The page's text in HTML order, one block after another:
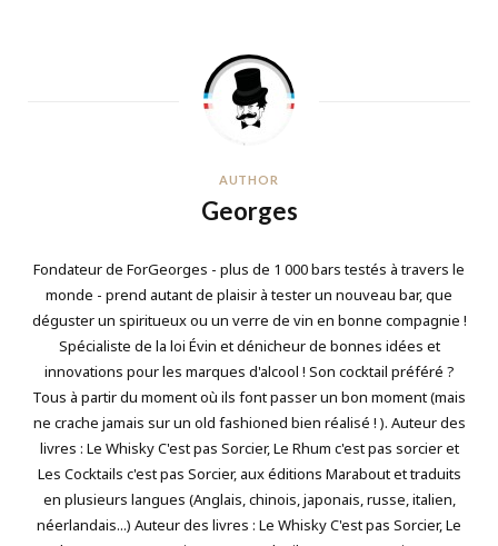
AUTHOR
Georges
Fondateur de ForGeorges - plus de 1 000 bars testés à travers le
monde - prend autant de plaisir à tester un nouveau bar, que
déguster un spiritueux ou un verre de vin en bonne compagnie !
Spécialiste de la loi Évin et dénicheur de bonnes idées et
innovations pour les marques d'alcool ! Son cocktail préféré ?
Tous à partir du moment où ils font passer un bon moment (mais
ne crache jamais sur un old fashioned bien réalisé ! ). Auteur des
livres : Le Whisky C'est pas Sorcier, Le Rhum c'est pas sorcier et
Les Cocktails c'est pas Sorcier, aux éditions Marabout et traduits
en plusieurs langues (Anglais, chinois, japonais, russe, italien,
néerlandais...) Auteur des livres : Le Whisky C'est pas Sorcier, Le